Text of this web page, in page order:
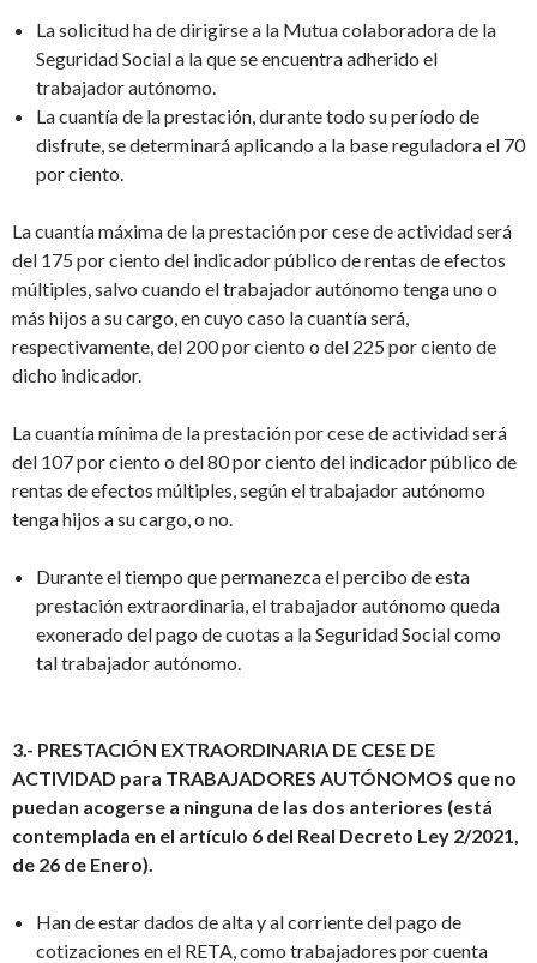
La solicitud ha de dirigirse a la Mutua colaboradora de la
Seguridad Social a la que se encuentra adherido el
trabajador autónomo.
La cuantía de la prestación, durante todo su período de
disfrute, se determinará aplicando a la base reguladora el 70
por ciento.
La cuantía máxima de la prestación por cese de actividad será
del 175 por ciento del indicador público de rentas de efectos
múltiples, salvo cuando el trabajador autónomo tenga uno o
más hijos a su cargo, en cuyo caso la cuantía será,
respectivamente, del 200 por ciento o del 225 por ciento de
dicho indicador.
La cuantía mínima de la prestación por cese de actividad será
del 107 por ciento o del 80 por ciento del indicador público de
rentas de efectos múltiples, según el trabajador autónomo
tenga hijos a su cargo, o no.
Durante el tiempo que permanezca el percibo de esta
prestación extraordinaria, el trabajador autónomo queda
exonerado del pago de cuotas a la Seguridad Social como
tal trabajador autónomo.
3.- PRESTACIÓN EXTRAORDINARIA DE CESE DE
ACTIVIDAD para TRABAJADORES AUTÓNOMOS que no
puedan acogerse a ninguna de las dos anteriores (está
contemplada en el artículo 6 del Real Decreto Ley 2/2021,
de 26 de Enero).
Han de estar dados de alta y al corriente del pago de
cotizaciones en el RETA, como trabajadores por cuenta